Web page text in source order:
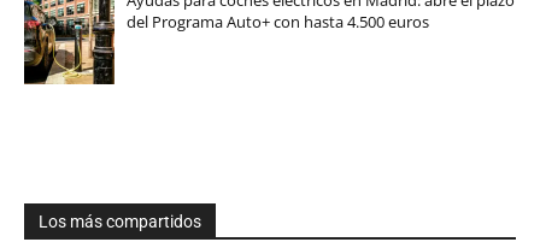
del Programa Auto+ con hasta 4.500 euros
Los más compartidos